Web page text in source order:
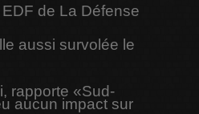
de La Défense
aussi survolée le
rapporte «Sud-
aucun impact sur